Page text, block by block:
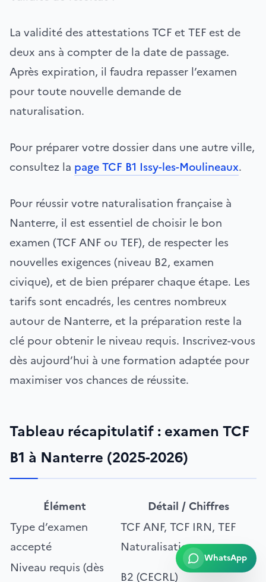
La validité des attestations TCF et TEF est de
deux ans à compter de la date de passage.
Après expiration, il faudra repasser l’examen
pour toute nouvelle demande de
naturalisation.
Pour préparer votre dossier dans une autre ville,
consultez la page TCF B1 Issy-les-Moulineaux.
Pour réussir votre naturalisation française à
Nanterre, il est essentiel de choisir le bon
examen (TCF ANF ou TEF), de respecter les
nouvelles exigences (niveau B2, examen
civique), et de bien préparer chaque étape. Les
tarifs sont encadrés, les centres nombreux
autour de Nanterre, et la préparation reste la
clé pour obtenir le niveau requis. Inscrivez-vous
dès aujourd’hui à une formation adaptée pour
maximiser vos chances de réussite.
Tableau récapitulatif : examen TCF
B1 à Nanterre (2025-2026)
Élément
Détail / Chiffres
Type d’examen
accepté
TCF ANF, TCF IRN, TEF
Naturalisation
Niveau requis (dès
B2 (CECRL)
WhatsApp